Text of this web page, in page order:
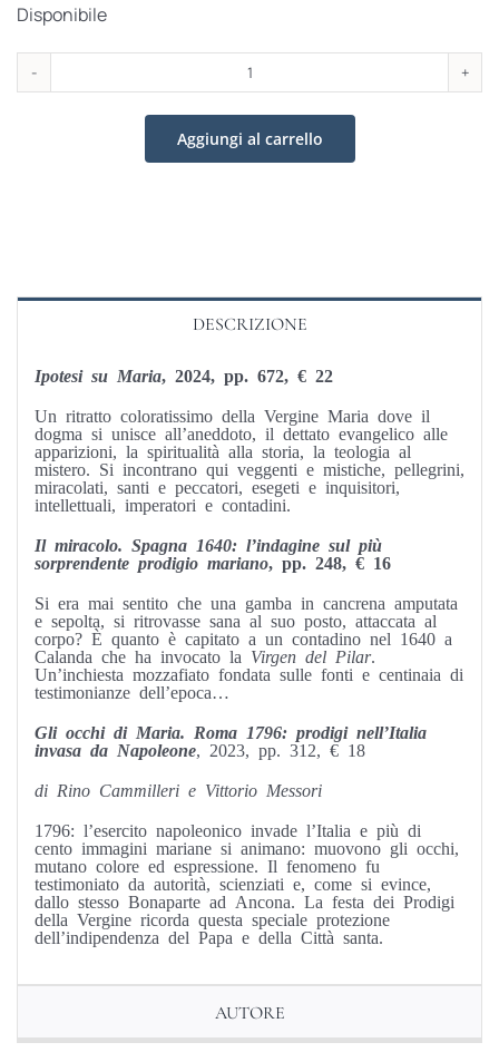
Disponibile
Trilogia
Mariana
quantità
Aggiungi al carrello
DESCRIZIONE
Ipotesi su Maria, 2024, pp. 672, € 22
Un ritratto coloratissimo della Vergine Maria dove il
dogma si unisce all’aneddoto, il dettato evangelico alle
apparizioni, la spiritualità alla storia, la teologia al
mistero. Si incontrano qui veggenti e mistiche, pellegrini,
miracolati, santi e peccatori, esegeti e inquisitori,
intellettuali, imperatori e contadini.
Il miracolo. Spagna 1640: l’indagine sul più
sorprendente prodigio mariano, pp. 248, € 16
Si era mai sentito che una gamba in cancrena amputata
e sepolta, si ritrovasse sana al suo posto, attaccata al
corpo? È quanto è capitato a un contadino nel 1640 a
Calanda che ha invocato la Virgen del Pilar.
Un’inchiesta mozzafiato fondata sulle fonti e centinaia di
testimonianze dell’epoca…
Gli occhi di Maria. Roma 1796: prodigi nell’Italia
invasa da Napoleone, 2023, pp. 312, € 18
di Rino Cammilleri e Vittorio Messori
1796: l’esercito napoleonico invade l’Italia e più di
cento immagini mariane si animano: muovono gli occhi,
mutano colore ed espressione. Il fenomeno fu
testimoniato da autorità, scienziati e, come si evince,
dallo stesso Bonaparte ad Ancona. La festa dei Prodigi
della Vergine ricorda questa speciale protezione
dell’indipendenza del Papa e della Città santa.
AUTORE